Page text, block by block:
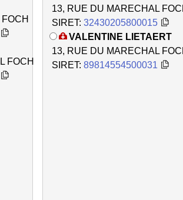
FOCH
13, RUE DU MARECHAL
SIRET: 32430205800015
VALENTINE LIETAERT
13, RUE DU MARECHAL
SIRET: 89814554500031